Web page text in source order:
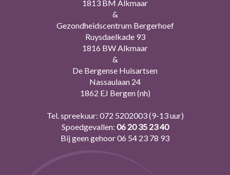
1813 BM Alkmaar
&
Gezondheidscentrum Bergerhoef
Ruysdaelkade 93
1816 BW Alkmaar
&
De Bergense Huisartsen
Nassaulaan 24
1862 EJ Bergen (nh)
Tel. spreekuur: 072 5202003(9-13 uur)
Spoedgevallen: 06 20 35 23 40
Bij geen gehoor06 54 23 78 93